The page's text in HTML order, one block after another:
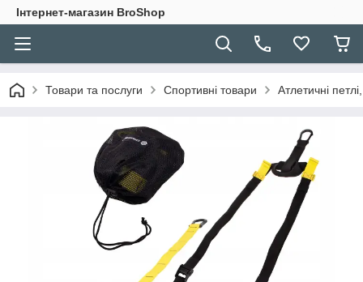
Інтернет-магазин BroShop
Товари та послуги Спортивні товари Атлетичні